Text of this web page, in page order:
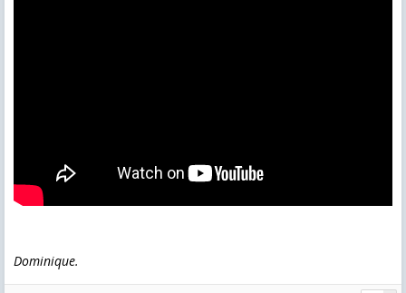
Dominique.